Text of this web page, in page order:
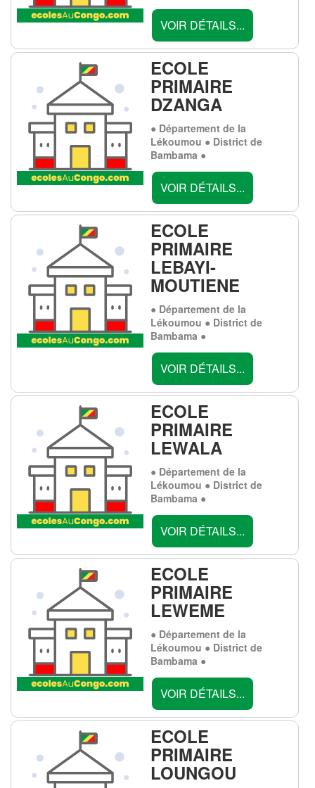
VOIR DÉTAILS...
ECOLE
PRIMAIRE
DZANGA
● Département de la
Lékoumou ● District de
Bambama ●
VOIR DÉTAILS...
ECOLE
PRIMAIRE
LEBAYI-
MOUTIENE
● Département de la
Lékoumou ● District de
Bambama ●
VOIR DÉTAILS...
ECOLE
PRIMAIRE
LEWALA
● Département de la
Lékoumou ● District de
Bambama ●
VOIR DÉTAILS...
ECOLE
PRIMAIRE
LEWEME
● Département de la
Lékoumou ● District de
Bambama ●
VOIR DÉTAILS...
ECOLE
PRIMAIRE
LOUNGOU